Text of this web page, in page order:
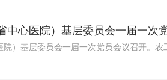
心医院）基层委员会一届一次
）基层委员会一届一次党员会议召开。